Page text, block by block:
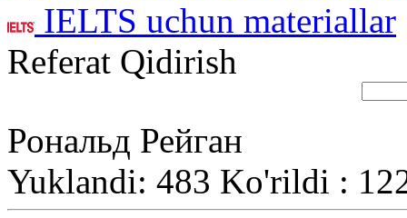
IELTS uchun materiallar
Referat Qidirish
Рональд Рейган
Yuklandi: 483 Ko'rildi :